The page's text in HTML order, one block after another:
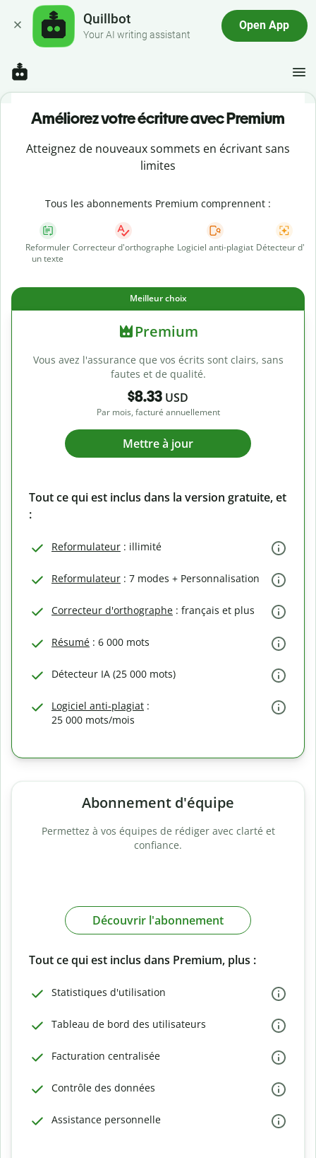
Quillbot
Your AI writing assistant
Open App
Améliorez votre écriture avec Premium
Atteignez de nouveaux sommets en écrivant sans
limites
Tous les abonnements Premium comprennent :
Reformuler
un texte
Correcteur d'orthographe Logiciel anti-plagiat Détecteur d'IA
Meilleur choix
Premium
Vous avez l'assurance que vos écrits sont clairs, sans
fautes et de qualité.
$8.33 USD
Par mois, facturé annuellement
Mettre à jour
Tout ce qui est inclus dans la version gratuite, et
:
Reformulateur : illimité
Reformulateur : 7 modes + Personnalisation
Correcteur d'orthographe : français et plus
Résumé : 6 000 mots
Détecteur IA (25 000 mots)
Logiciel anti-plagiat :
25 000 mots/mois
Abonnement d'équipe
Permettez à vos équipes de rédiger avec clarté et
confiance.
Découvrir l'abonnement
Tout ce qui est inclus dans Premium, plus :
Statistiques d'utilisation
Tableau de bord des utilisateurs
Facturation centralisée
Contrôle des données
Assistance personnelle